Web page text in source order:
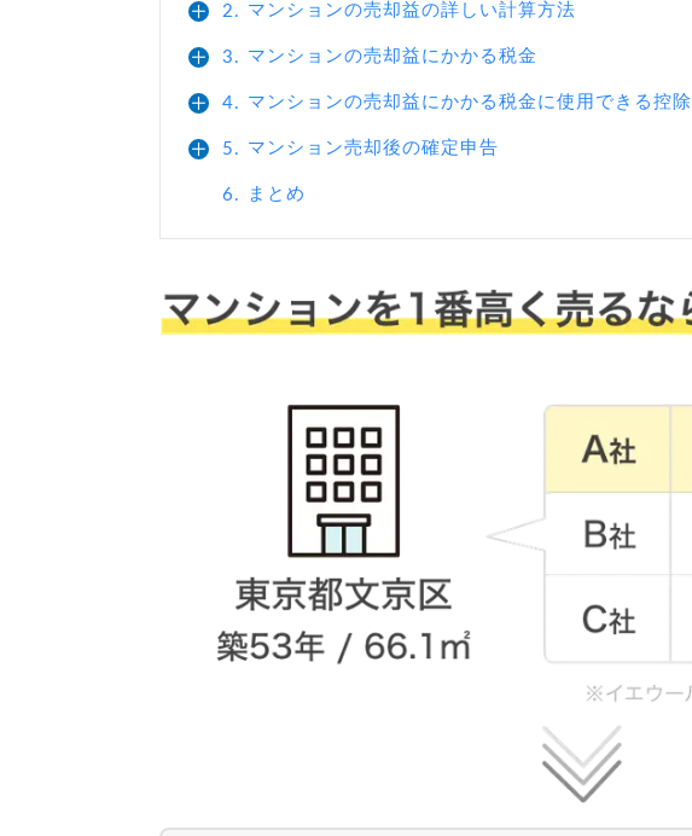
2. マンションの売却益の詳しい計算方法
3. マンションの売却益にかかる税金
4. マンションの売却益にかかる税金に使用できる控除
5. マンション売却後の確定申告
6. まとめ